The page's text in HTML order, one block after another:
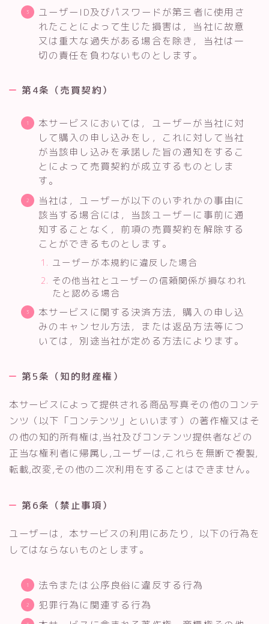
ユーザーID及びパスワードが第三者に使用さ
れたことによって生じた損害は，当社に故意
又は重大な過失がある場合を除き，当社は一
切の責任を負わないものとします。
第4条（売買契約）
本サービスにおいては，ユーザーが当社に対
して購入の申し込みをし，これに対して当社
が当該申し込みを承諾した旨の通知をするこ
とによって売買契約が成立するものとしま
す。
当社は，ユーザーが以下のいずれかの事由に
該当する場合には，当該ユーザーに事前に通
知することなく，前項の売買契約を解除する
ことができるものとします。
ユーザーが本規約に違反した場合
その他当社とユーザーの信頼関係が損なわれ
たと認める場合
本サービスに関する決済方法，購入の申し込
みのキャンセル方法，または返品方法等につ
いては，別途当社が定める方法によります。
第5条（知的財産権）
本サービスによって提供される商品写真その他のコンテ
ンツ（以下「コンテンツ」といいます）の著作権又はそ
の他の知的所有権は,当社及びコンテンツ提供者などの
正当な権利者に帰属し,ユーザーは,これらを無断で複製,
転載,改変,その他の二次利用をすることはできません。
第6条（禁止事項）
ユーザーは，本サービスの利用にあたり，以下の行為を
してはならないものとします。
法令または公序良俗に違反する行為
犯罪行為に関連する行為